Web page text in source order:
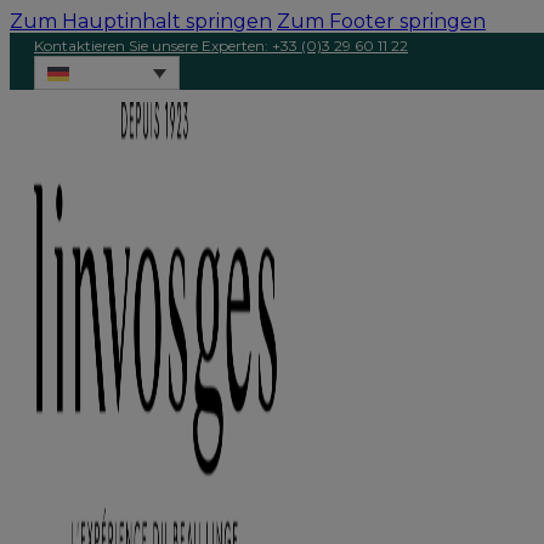
Zum Hauptinhalt springen Zum Footer springen
Kontaktieren Sie unsere Experten: +33 (0)3 29 60 11 22